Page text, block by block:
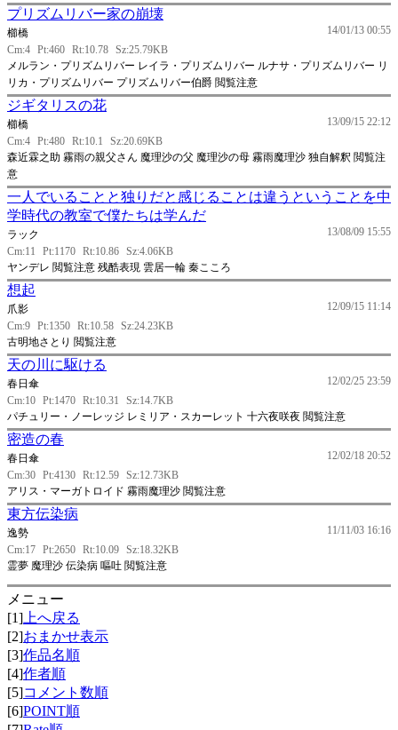
プリズムリバー家の崩壊
14/01/13 00:55
櫛橋
Cm:4 Pt:460 Rt:10.78 Sz:25.79KB
メルラン・プリズムリバー レイラ・プリズムリバー ルナサ・プリズムリバー リ
リカ・プリズムリバー プリズムリバー伯爵 閲覧注意
ジギタリスの花
13/09/15 22:12
櫛橋
Cm:4 Pt:480 Rt:10.1
Sz:20.69KB
森近霖之助 霧雨の親父さん 魔理沙の父 魔理沙の母 霧雨魔理沙 独自解釈 閲覧注
意
一人でいることと独りだと感じることは違うということを中
学時代の教室で僕たちは学んだ
13/08/09 15:55
ラック
Cm:11
Pt:1170 Rt:10.86 Sz:4.06KB
ヤンデレ 閲覧注意 残酷表現 雲居一輪 秦こころ
想起
12/09/15 11:14
爪影
Cm:9 Pt:1350 Rt:10.58 Sz:24.23KB
古明地さとり 閲覧注意
天の川に駆ける
12/02/25 23:59
春日傘
Cm:10 Pt:1470 Rt:10.31
Sz:14.7KB
パチュリー・ノーレッジ レミリア・スカーレット 十六夜咲夜 閲覧注意
密造の春
12/02/18 20:52
春日傘
Cm:30 Pt:4130 Rt:12.59 Sz:12.73KB
アリス・マーガトロイド 霧雨魔理沙 閲覧注意
東方伝染病
11/11/03 16:16
逸勢
Cm:17 Pt:2650 Rt:10.09 Sz:18.32KB
霊夢 魔理沙 伝染病 嘔吐 閲覧注意
メニュー
[1] 上へ戻る
[2]おまかせ表示
[3]作品名順
[4]作者順
[5]コメント数順
[6]POINT順